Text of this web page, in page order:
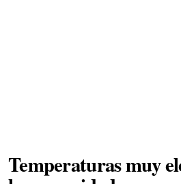
Temperaturas muy